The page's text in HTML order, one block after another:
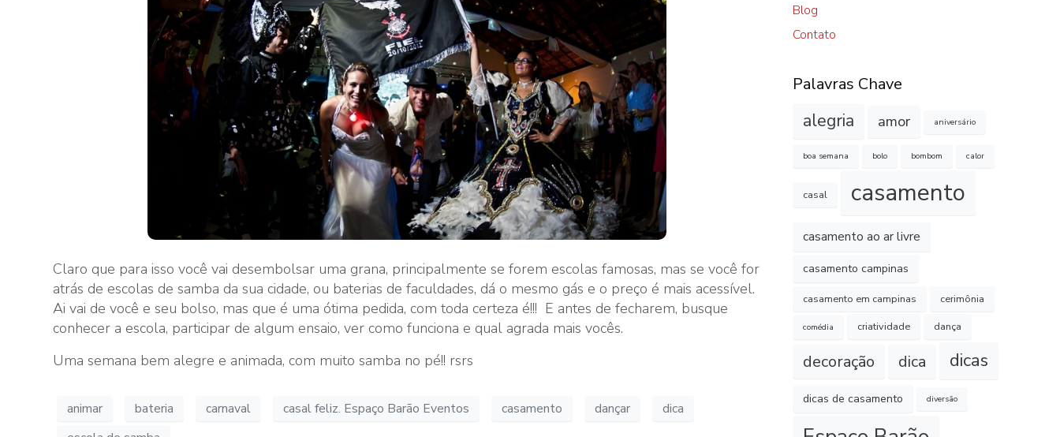
Claro que para isso você vai desembolsar uma grana, principalmente se forem escolas famosas, mas se você for
atrás de escolas de samba da sua cidade, ou baterias de faculdades, dá o mesmo gás e o preço é mais acessível.
Ai vai de você e seu bolso, mas que é uma ótima pedida, com toda certeza é!!! E antes de fecharem, busque
conhecer a escola, participar de algum ensaio, ver como funciona e qual agrada mais vocês.
Uma semana bem alegre e animada, com muito samba no pé!! rsrs
animar bateria carnaval casal feliz. Espaço Barão Eventos casamento dançar
dica
Blog
Contato
Palavras Chave
alegria amor aniversário
boa semana bolo bombom calor
casal casamento
casamento ao ar livre
casamento campinas
casamento em campinas cerimônia
comédia criatividade dança
decoração dica dicas
dicas de casamento diversão